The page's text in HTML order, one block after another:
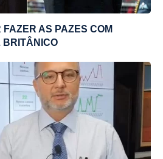
AS PAZES COM
BRITÂNICO